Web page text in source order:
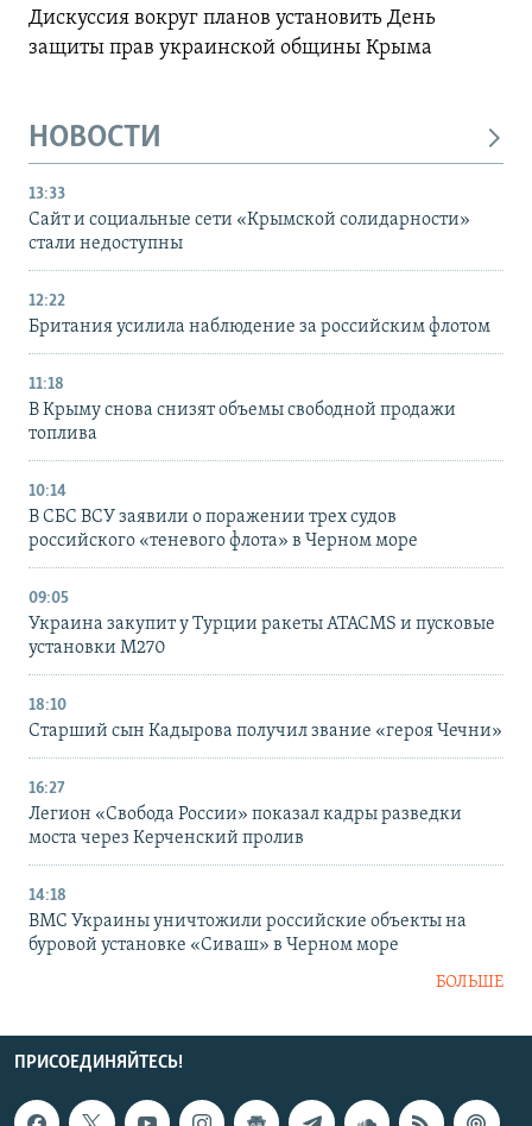
Дискуссия вокруг планов установить День
защиты прав украинской общины Крыма
НОВОСТИ
13:33
Сайт и социальные сети «Крымской солидарности»
стали недоступны
12:22
Британия усилила наблюдение за российским флотом
11:18
В Крыму снова снизят объемы свободной продажи
топлива
10:14
В СБС ВСУ заявили о поражении трех судов
российского «теневого флота» в Черном море
09:05
Украина закупит у Турции ракеты ATACMS и пусковые
установки M270
18:10
Старший сын Кадырова получил звание «героя Чечни»
16:27
Легион «Свобода России» показал кадры разведки
моста через Керченский пролив
14:18
ВМС Украины уничтожили российские объекты на
буровой установке «Сиваш» в Черном море
БОЛЬШЕ
ПРИСОЕДИНЯЙТЕСЬ!